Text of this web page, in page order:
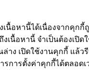
เนื้อหานี้ได้เนื่องจากคุกกี้
งเนื้อหานี้ จำเป็นต้องเปิด
าง เปิดใช้งานคุกกี้ แล้ว
การตั้งค่าคุกกี้ได้ตลอดเ